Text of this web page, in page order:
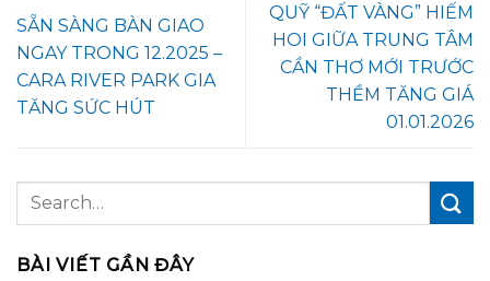
SẴN SÀNG BÀN GIAO
NGAY TRONG 12.2025 –
CARA RIVER PARK GIA
TĂNG SỨC HÚT
QUỸ “ĐẤT VÀNG” HIẾM
HOI GIỮA TRUNG TÂM
CẦN THƠ MỚI TRƯỚC
THỀM TĂNG GIÁ
01.01.2026
BÀI VIẾT GẦN ĐÂY